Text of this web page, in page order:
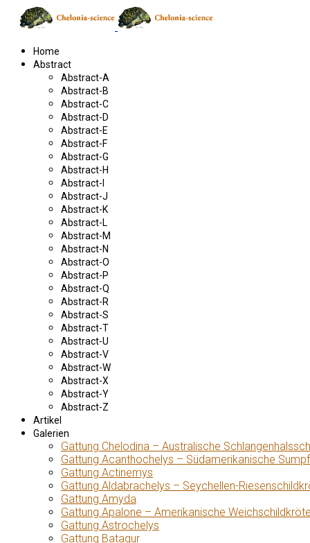
Home
Abstract
Abstract-A
Abstract-B
Abstract-C
Abstract-D
Abstract-E
Abstract-F
Abstract-G
Abstract-H
Abstract-I
Abstract-J
Abstract-K
Abstract-L
Abstract-M
Abstract-N
Abstract-O
Abstract-P
Abstract-Q
Abstract-R
Abstract-S
Abstract-T
Abstract-U
Abstract-V
Abstract-W
Abstract-X
Abstract-Y
Abstract-Z
Artikel
Galerien
Gattung Chelodina – Australische
Gattung Acanthochelys – Südamerikanische
Gattung Actinemys
Gattung Aldabrachelys – Seychellen-
Gattung Amyda
Gattung Apalone – Amerikanische
Gattung Astrochelys
Gattung Batagur